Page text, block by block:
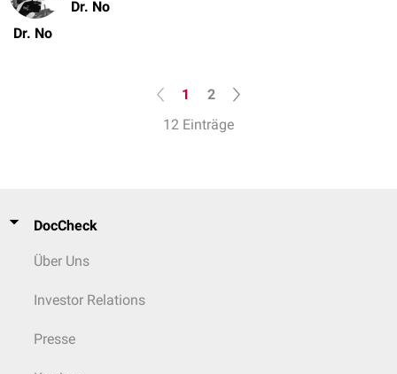
Dr. No
Dr. No
1
2
12 Einträge
DocCheck
Über Uns
Investor Relations
Presse